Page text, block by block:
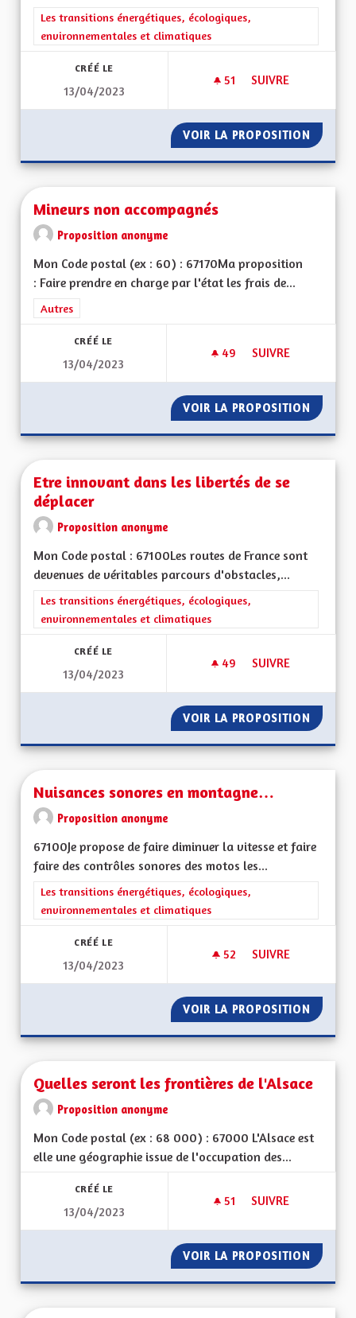
Filtrer les résultats de la catégorie : Les transitions
Les transitions énergétiques, écologiques,
environnementales et climatiques
CRÉÉ LE
13/04/2023
51 51 ABONNÉS
SUIVRE
VOIR LA PROPOSITION MIEUX
Mineurs non accompagnés
Proposition anonyme
Mon Code postal (ex : 60) : 67170Ma proposition
: Faire prendre en charge par l'état les frais de...
Filtrer les résultats de la catégorie : Autres
Autres
CRÉÉ LE
13/04/2023
49 49 ABONNÉS
SUIVRE
VOIR LA PROPOSITION
Etre innovant dans les libertés de se
déplacer
Proposition anonyme
Mon Code postal : 67100Les routes de France sont
devenues de véritables parcours d'obstacles,...
Filtrer les résultats de la catégorie : Les transitions
Les transitions énergétiques, écologiques,
environnementales et climatiques
CRÉÉ LE
13/04/2023
49 49 ABONNÉS
SUIVRE
VOIR LA PROPOSITION ETRE
Nuisances sonores en montagne…
Proposition anonyme
67100Je propose de faire diminuer la vitesse et faire
faire des contrôles sonores des motos les...
Filtrer les résultats de la catégorie : Les transitions
Les transitions énergétiques, écologiques,
environnementales et climatiques
CRÉÉ LE
13/04/2023
52 52 ABONNÉS
SUIVRE
VOIR LA PROPOSITION
Quelles seront les frontières de l'Alsace
Proposition anonyme
Mon Code postal (ex : 68 000) : 67000 L'Alsace est
elle une géographie issue de l'occupation des...
CRÉÉ LE
13/04/2023
51 51 ABONNÉS
SUIVRE
VOIR LA PROPOSITION